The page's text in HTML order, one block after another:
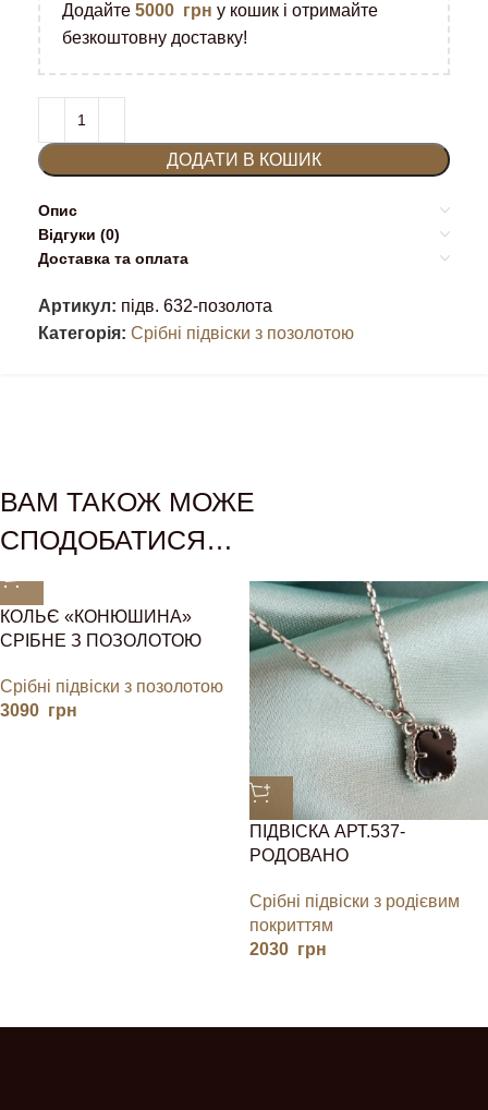
Додайте 5000 грн у кошик і отримайте
безкоштовну доставку!
ДОДАТИ В КОШИК
Опис
Відгуки (0)
Доставка та оплата
Артикул: підв. 632-позолота
Категорія: Срібні підвіски з позолотою
ВАМ ТАКОЖ МОЖЕ
СПОДОБАТИСЯ…
КОЛЬЄ «КОНЮШИНА»
СРІБНЕ З ПОЗОЛОТОЮ
Срібні підвіски з позолотою
3090 грн
ПІДВІСКА АРТ.537-
РОДОВАНО
Срібні підвіски з родієвим
покриттям
2030 грн